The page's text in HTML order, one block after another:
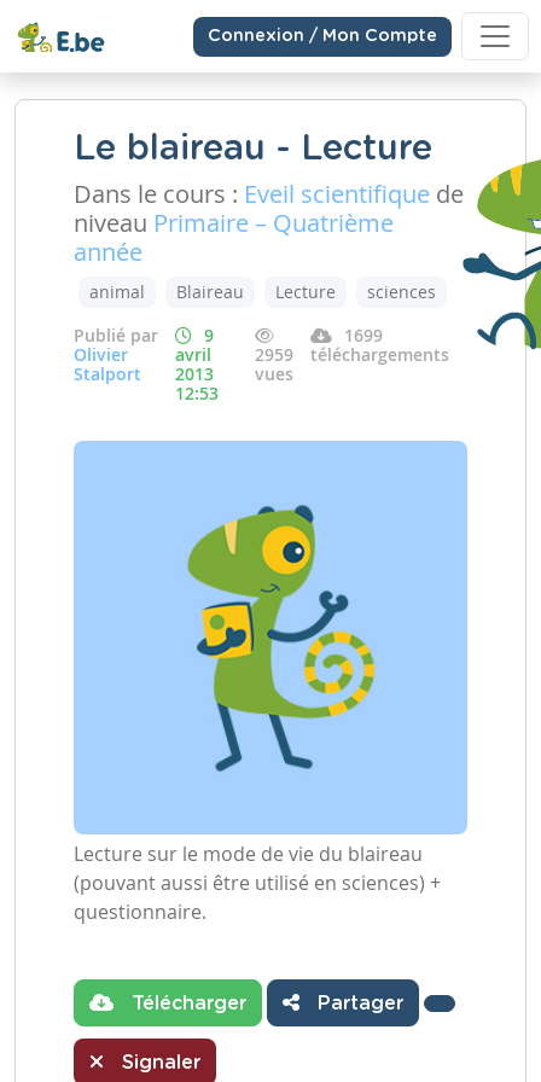
Connexion / Mon Compte
Le blaireau - Lecture
Dans le cours : Eveil scientifique de
niveau Primaire – Quatrième
année
animal Blaireau Lecture
sciences
Publié par
Olivier
Stalport
9
avril
2013
12:53
2959
vues
1699
téléchargements
Lecture sur le mode de vie du blaireau
(pouvant aussi être utilisé en sciences) +
questionnaire.
Télécharger Partager
Signaler